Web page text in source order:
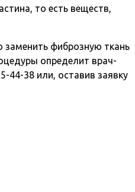
то есть веществ,
заменить фиброзную ткань
определит врач-
44-38 или, оставив заявку